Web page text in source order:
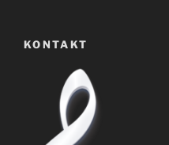
KONTAKT